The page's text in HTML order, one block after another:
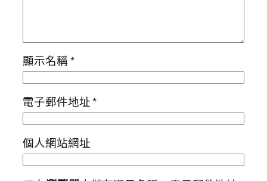
顯示名稱*
電子郵件地址*
個人網站網址